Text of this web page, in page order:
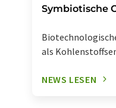
Symbiotische
als
NEWS LESEN